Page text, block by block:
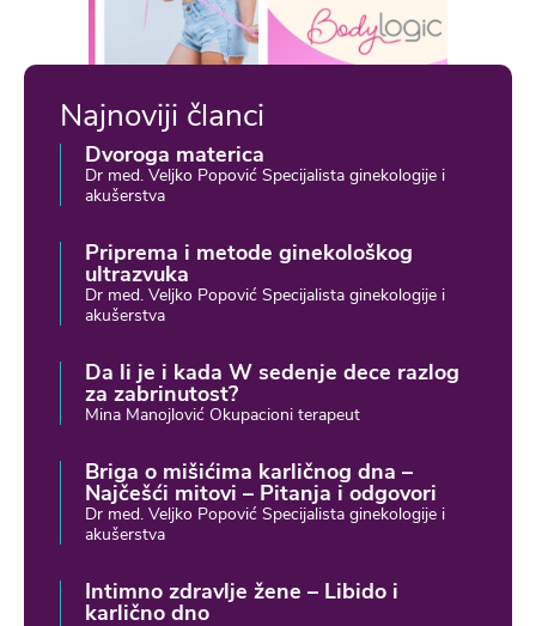
Najnoviji članci
Dvoroga materica
Dr med. Veljko Popović Specijalista ginekologije i
akušerstva
Priprema i metode ginekološkog
ultrazvuka
Dr med. Veljko Popović Specijalista ginekologije i
akušerstva
Da li je i kada W sedenje dece razlog
za zabrinutost?
Mina Manojlović Okupacioni terapeut
Briga o mišićima karličnog dna –
Najčešći mitovi – Pitanja i odgovori
Dr med. Veljko Popović Specijalista ginekologije i
akušerstva
Intimno zdravlje žene – Libido i
karlično dno